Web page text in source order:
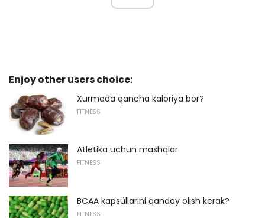
Enjoy other users choice:
Xurmoda qancha kaloriya bor?
FITNESS
Atletika uchun mashqlar
FITNESS
BCAA kapsüllarini qanday olish kerak?
FITNESS